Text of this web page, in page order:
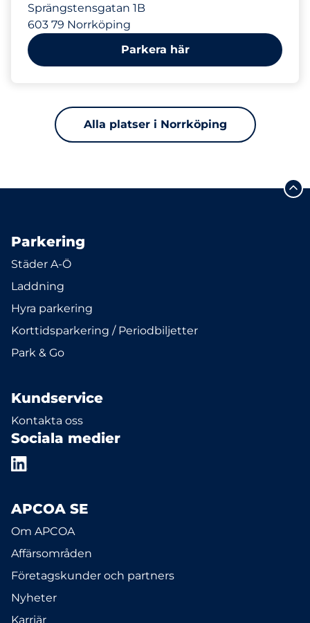
Sprängstensgatan 1B
603 79 Norrköping
Parkera här
Alla platser i Norrköping
Parkering
Städer A-Ö
Laddning
Hyra parkering
Korttidsparkering / Periodbiljetter
Park & Go
Kundservice
Kontakta oss
Sociala medier
APCOA SE
Om APCOA
Affärsområden
Företagskunder och partners
Nyheter
Karriär